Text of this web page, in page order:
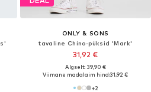
ONLY & SONS
tavaline Chino-püksid 'Mark'
31,92 €
Algselt: 39,90 €
Viimane madalaim hind:31,92 €
+2